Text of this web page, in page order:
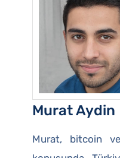
Murat Aydin
Murat, bitcoin